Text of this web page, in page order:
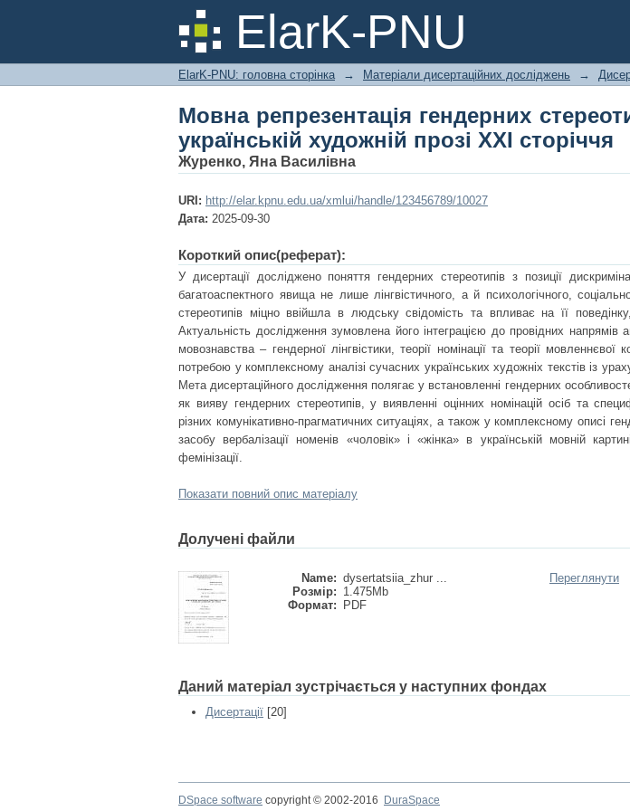
ElarK-PNU
Мовна репрезентація гендерних
прозі ХХІ сторіччя
ElarK-PNU: головна сторінка → Матеріали дисертаційних досліджень →
Мовна репрезентація гендерних
українській художній прозі ХХІ сторіччя
Журенко, Яна Василівна
URI: http://elar.kpnu.edu.ua/xmlui/handle/123456789/10027
Дата: 2025-09-30
Короткий опис(реферат):
У дисертації досліджено поняття гендерних стереотипів з позиції
багатоаспектного явища не лише лінгвістичного, а й психологічного,
стереотипів міцно ввійшла в людську свідомість та впливає на її
Актуальність дослідження зумовлена його інтеграцією до провідних напрямів
мовознавства – гендерної лінгвістики, теорії номінації та теорії мовленнєвої
потребою у комплексному аналізі сучасних українських художніх текстів із
Мета дисертаційного дослідження полягає у встановленні гендерних
як вияву гендерних стереотипів, у виявленні оцінних номінацій осіб та
різних комунікативно-прагматичних ситуаціях, а також у комплексному описі
засобу вербалізації номенів «чоловік» і «жінка» в українській мовній
фемінізації.
Показати повний опис матеріалу
Долучені файли
Name: dysertatsiia_zhur ...
Розмір: 1.475Mb
Формат:
PDF
Переглянути
Даний матеріал зустрічається у наступних фондах
Дисертації [20]
DSpace software copyright © 2002-2016 DuraSpace